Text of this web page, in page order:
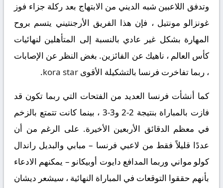
وتدفق اللاعبين شبه الديني من الابتهاج بعد ركلة جزاء فوز
غونزالو مونتيل ، فإن هذا الفريق الأرجنتيني يتسم بروح
المهارة بشكل غير عادي بالنسبة إلى المتأهلين لنهائيات
كأس العالم ، ناهيك عن الفائزين. بغض النظر عن الإصابات
، ربما تفاخرت فرنسا بالتشكيلة الأقوى kora star
.
كما أنشأت فرنسا العديد من الفتحات التي ربما تكون قد
فازت بالمباراة بنتيجة 2-2 و3-3 ، بينما كانت تتمتع بالزخم
في معظم الدقائق الأربعين الأخيرة. على الرغم من أن
عددًا قليلاً فقط من لاعبي فرنسا – مبابي والبديل راندال
كولو مواني وربما المدافع دايوت أوبيكانو – يمكنهم الادعاء
بأنهم حققوا التوقعات في المباراة النهائية ، سيشعر ديشان